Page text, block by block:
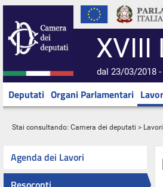
XVIII
dal 23/03/2018
Deputati Organi Parlamentari
Stai consultando: Camera dei deputati > Lavori
Agenda dei Lavori